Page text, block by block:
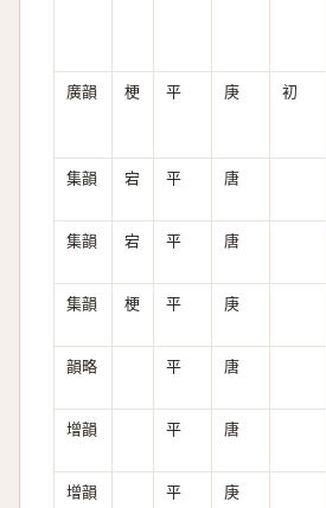
廣韻 梗 平 庚 初
集韻 宕 平 唐
集韻 宕 平 唐
集韻 梗 平 庚
韻略 平 唐
增韻 平 唐
增韻 平 庚